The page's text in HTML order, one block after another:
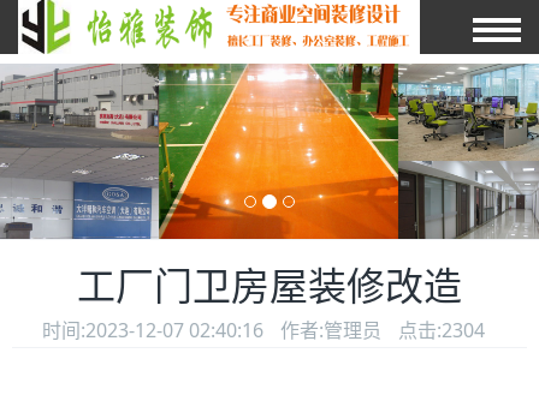
工厂门卫房屋装修改造
时间:2023-12-07 02:40:16 作者:管理员 点击:2304